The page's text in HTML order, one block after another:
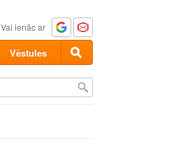
Vai ienāc ar
Vēstules